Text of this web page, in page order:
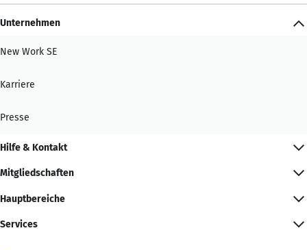
Unternehmen
New Work SE
Karriere
Presse
Hilfe & Kontakt
Mitgliedschaften
Hauptbereiche
Services